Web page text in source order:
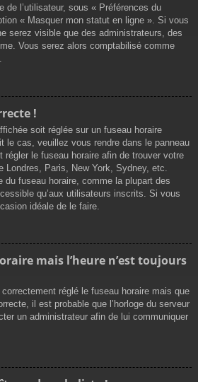
de l’utilisateur, sous « Préférences du
« Masquer mon statut en ligne ». Si vous
serez visible que des administrateurs, des
Vous serez alors comptabilisé comme
!
soit réglée sur un fuseau horaire
le cas, veuillez vous rendre dans le panneau
régler le fuseau horaire afin de trouver votre
Londres, Paris, New York, Sydney, etc.
du fuseau horaire, comme la plupart des
qu’aux utilisateurs inscrits. Si vous
idéale de le faire.
mais l’heure n’est toujours
réglé le fuseau horaire mais que
il est probable que l’horloge du serveur
un administrateur afin de lui communiquer